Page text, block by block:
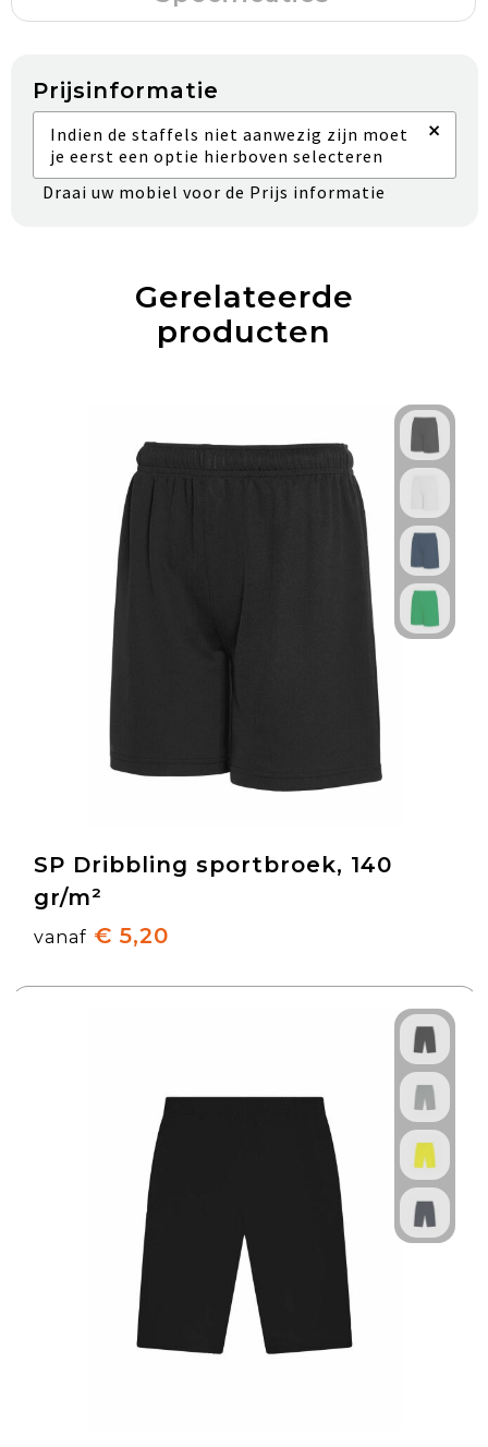
Prijsinformatie
Indien de staffels niet aanwezig zijn moet
je eerst een optie hierboven selecteren
×
Draai uw mobiel voor de Prijs informatie
Gerelateerde
producten
SP Dribbling sportbroek, 140
gr/m²
vanaf € 5,20